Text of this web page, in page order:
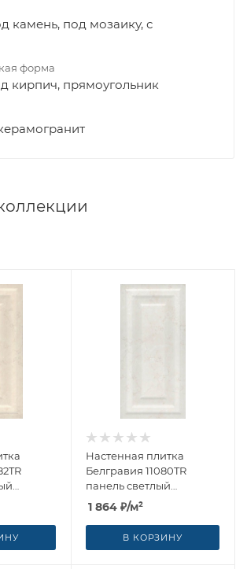
камень, под мозаику, с
форма
кирпич, прямоугольник
30x60
Настенная плитка
Белгравия 11080TR
панель светлый
обрезной (10,5мм) 30x60
от Kerama Marazzi
(Россия)
1 864 ₽/м²
В КОРЗИНУ